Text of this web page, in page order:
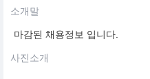
소개말
마감된 채용정보 입니다.
사진소개